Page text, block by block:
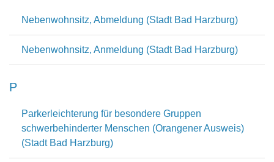
Nebenwohnsitz, Abmeldung (Stadt Bad Harzburg)
Nebenwohnsitz, Anmeldung (Stadt Bad Harzburg)
P
Parkerleichterung für besondere Gruppen
schwerbehinderter Menschen (Orangener Ausweis)
(Stadt Bad Harzburg)